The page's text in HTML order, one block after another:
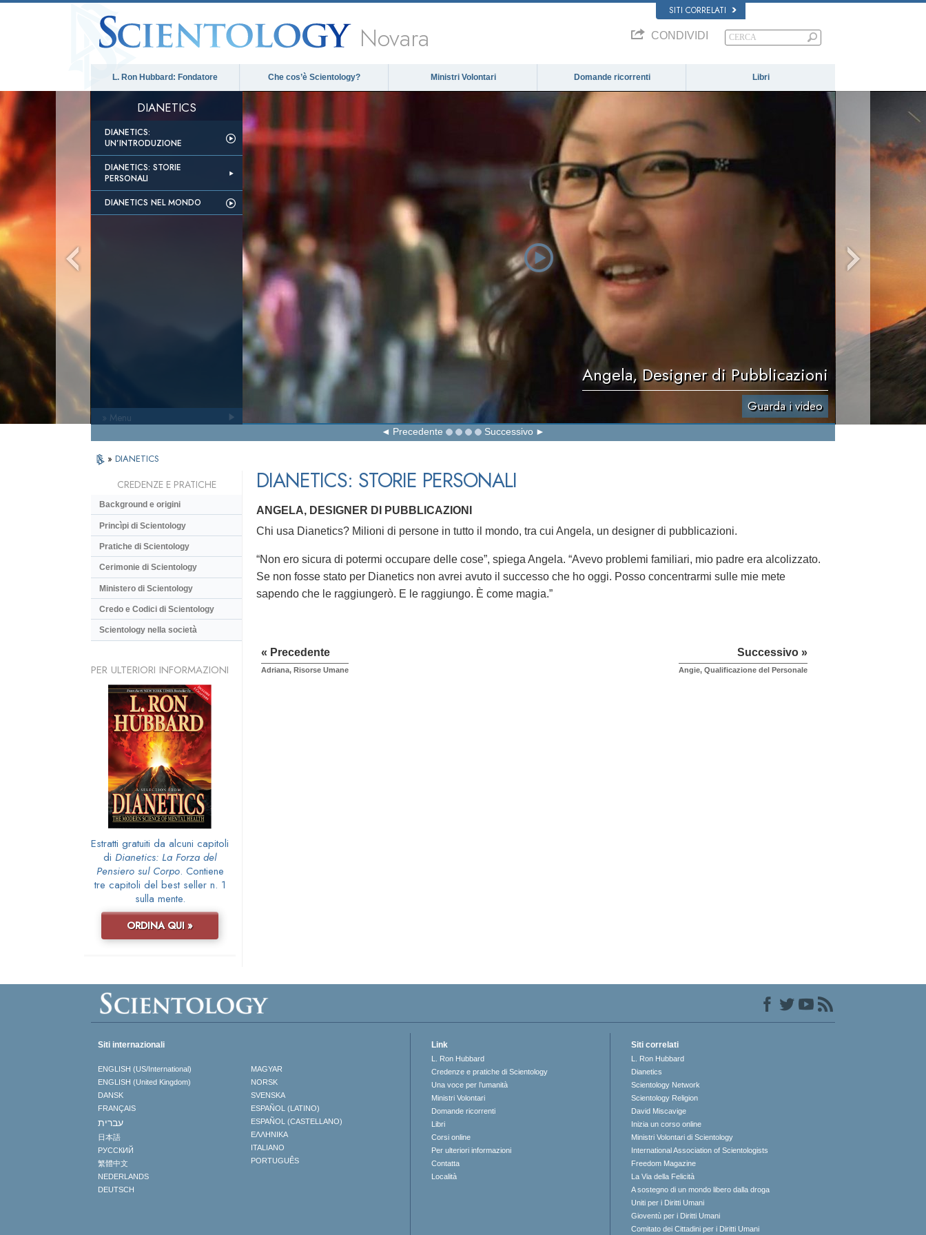
SITI CORRELATI
Novara CONDIVIDI
L. Ron Hubbard: Fondatore Che cos’è Scientology? Ministri Volontari Domande ricorrenti Libri
DIANETICS
DIANETICS:
UN’INTRODUZIONE
DIANETICS: STORIE
PERSONALI
DIANETICS NEL MONDO
Angela, Designer di Pubblicazioni
Guarda i video
Precedente Successivo
» Menu
» DIANETICS
DIANETICS: STORIE PERSONALI
ANGELA, DESIGNER DI PUBBLICAZIONI
Chi usa Dianetics? Milioni di persone in tutto il mondo, tra cui Angela, un designer di pubblicazioni.
“Non ero sicura di potermi occupare delle cose”, spiega Angela. “Avevo problemi familiari, mio padre era alcolizzato.
Se non fosse stato per Dianetics non avrei avuto il successo che ho oggi. Posso concentrarmi sulle mie mete
sapendo che le raggiungerò. E le raggiungo. È come magia.”
« Precedente
Adriana, Risorse Umane
Successivo »
Angie, Qualificazione del Personale
CREDENZE E PRATICHE
Background e origini
Princìpi di Scientology
Pratiche di Scientology
Cerimonie di Scientology
Ministero di Scientology
Credo e Codici di Scientology
Scientology nella società
PER ULTERIORI INFORMAZIONI
Estratti gratuiti da alcuni capitoli
di Dianetics: La Forza del
Pensiero sul Corpo. Contiene
tre capitoli del best seller n. 1
sulla mente.
ORDINA QUI »
Siti internazionali
ENGLISH (US/International)
ENGLISH (United Kingdom)
DANSK
FRANÇAIS
עברית
日本語
РУССКИЙ
繁體中文
NEDERLANDS
DEUTSCH
MAGYAR
NORSK
SVENSKA
ESPAÑOL (LATINO)
ESPAÑOL (CASTELLANO)
ΕΛΛΗΝΙΚA
ITALIANO
PORTUGUÊS
Link
L. Ron Hubbard
Credenze e pratiche di Scientology
Una voce per l’umanità
Ministri Volontari
Domande ricorrenti
Libri
Corsi online
Per ulteriori informazioni
Contatta
Località
Siti correlati
L. Ron Hubbard
Dianetics
Scientology Network
Scientology Religion
David Miscavige
Inizia un corso online
Ministri Volontari di Scientology
International Association of Scientologists
Freedom Magazine
La Via della Felicità
A sostegno di un mondo libero dalla droga
Uniti per i Diritti Umani
Gioventù per i Diritti Umani
Comitato dei Cittadini per i Diritti Umani